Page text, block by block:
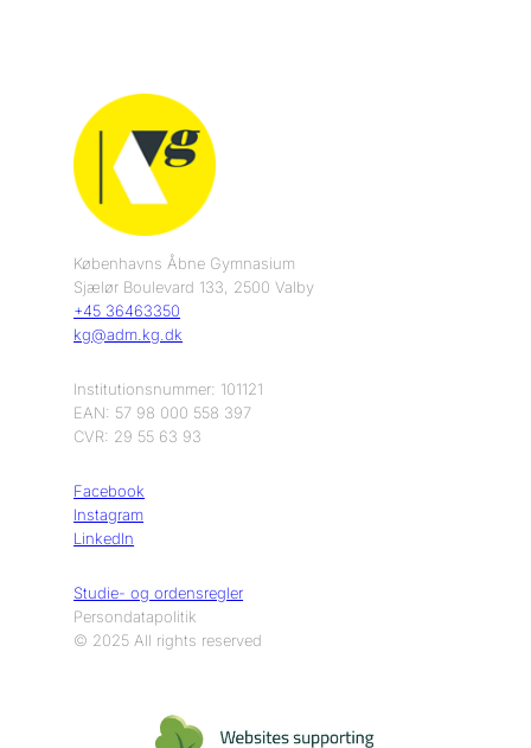
Københavns Åbne Gymnasium
Sjælør Boulevard 133, 2500 Valby
+45 36463350
kg@adm.kg.dk
Institutionsnummer: 101121
EAN: 57 98 000 558 397
CVR: 29 55 63 93
Facebook
Instagram
LinkedIn
Studie- og ordensregler
Persondatapolitik
© 2025 All rights reserved